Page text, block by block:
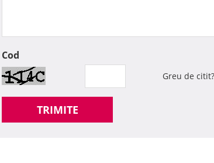
Cod
Greu de citit?
TRIMITE